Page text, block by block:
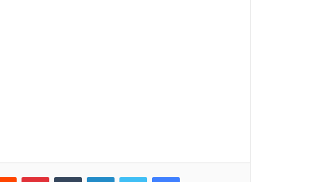
فيسبوكتويتر لينكدإن